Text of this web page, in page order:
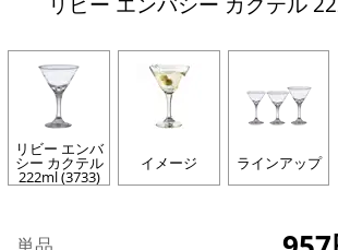
リビー エンバ
シー カクテル
222ml (3733)
イメージ ラインアップ
単品